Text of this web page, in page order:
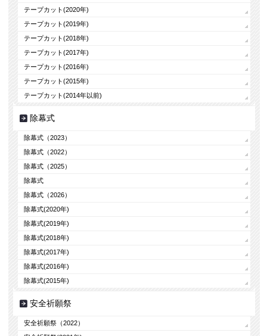
テープカット(2020年)
テープカット(2019年)
テープカット(2018年)
テープカット(2017年)
テープカット(2016年)
テープカット(2015年)
テープカット(2014年以前)
除幕式
除幕式（2023）
除幕式（2022）
除幕式（2025）
除幕式
除幕式（2026）
除幕式(2020年)
除幕式(2019年)
除幕式(2018年)
除幕式(2017年)
除幕式(2016年)
除幕式(2015年)
安全祈願祭
安全祈願祭（2022）